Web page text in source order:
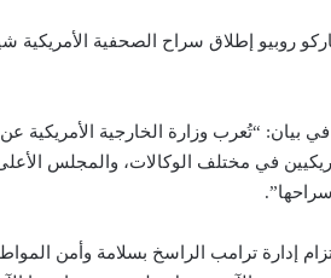
روبيو إطلاق سراح الصحفية
بيان: “تُعرب وزارة الخارجية الأمريكية
في مختلف الوكالات، والمجلس
إدارة ترامب الراسخ بسلامة وأمن